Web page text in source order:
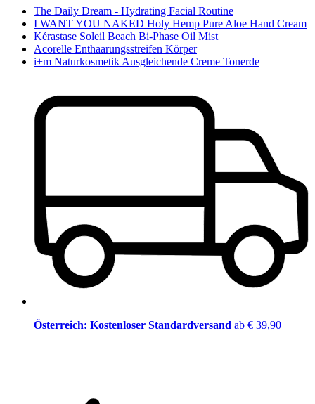
The Daily Dream - Hydrating Facial Routine
I WANT YOU NAKED Holy Hemp Pure Aloe Hand Cream
Kérastase Soleil Beach Bi-Phase Oil Mist
Acorelle Enthaarungsstreifen Körper
i+m Naturkosmetik Ausgleichende Creme Tonerde
Österreich: Kostenloser Standardversand ab € 39,90